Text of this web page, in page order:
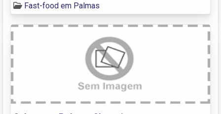
Fast-food em Palmas